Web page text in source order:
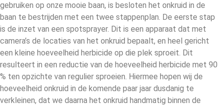
gebruiken op onze mooie baan, is besloten het onkruid in de
baan te bestrijden met een twee stappenplan. De eerste stap
is de inzet van een spotsprayer. Dit is een apparaat dat met
camera’s de locaties van het onkruid bepaalt, en heel gericht
een kleine hoeveelheid herbicide op die plek sproeit. Dit
resulteert in een reductie van de hoeveelheid herbicide met 90
% ten opzichte van regulier sproeien. Hiermee hopen wij de
hoeveelheid onkruid in de komende paar jaar dusdanig te
verkleinen, dat we daarna het onkruid handmatig binnen de